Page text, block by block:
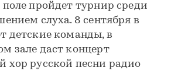
пройдет турнир среди
слуха. 8 сентября в
детские команды, в
зале даст концерт
хор русской песни радио